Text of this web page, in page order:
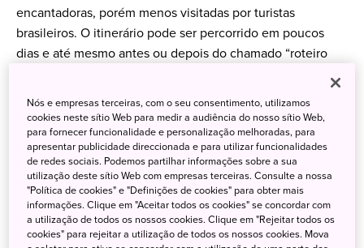
encantadoras, porém menos visitadas por turistas
brasileiros. O itinerário pode ser percorrido em poucos
dias e até mesmo antes ou depois do chamado “roteiro
*É fundamental lembrar que a isenção de visto é válida
para visitas de até 90 dias com propósito de turismo e
algumas outras atividades (todas as condições estão
descritas nositeda Embaixada do Japão); e que alguns
países com voos de conexão exigem visto.
Nós e empresas terceiras, com o seu consentimento, utilizamos
cookies neste sítio Web para medir a audiência do nosso sítio Web,
para fornecer funcionalidade e personalização melhoradas, para
apresentar publicidade direccionada e para utilizar funcionalidades
de redes sociais. Podemos partilhar informações sobre a sua
utilização deste sítio Web com empresas terceiras. Consulte a nossa
"Política de cookies" e "Definições de cookies" para obter mais
informações. Clique em "Aceitar todos os cookies" se concordar com
a utilização de todos os nossos cookies. Clique em "Rejeitar todos os
cookies" para rejeitar a utilização de todos os nossos cookies. Mova